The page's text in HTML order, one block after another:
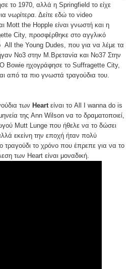
το 1970, αλλά η Springfield το είχε
νωρίτερα. Δείτε εδώ το video
Mott the Hopple είναι γνωστή και η
City, προσφέρθηκε στο αγγλικό
All the Young Dudes, που για να λέμε τα
Νο3 στην Μ.Βρετανία και Νο37 Στην
Bowie ηχογράφησε το Suffragette City,
από τα πιο γνωστά τραγούδια του.
των Heart είναι το All I wanna do is
της Ann Wilson να το δραματοποιεί,
Mutt Lunge που ήθελε να το δώσει
εκείνη την εποχή ήταν πολύ
τραγούδι το χρόνο που έπρεπε για να το
των Heart είναι μοναδική.